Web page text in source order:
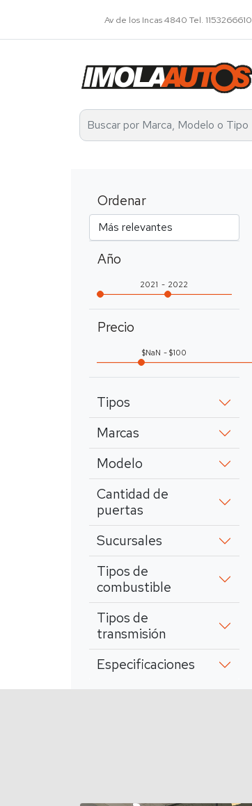
Av de los Incas 4840 Tel. 1153266610
Ordenar
Año
2021 2022
Precio
NaN 100
Tipos
Marcas
Modelo
Cantidad de
puertas
Sucursales
Tipos de
combustible
Tipos de
transmisión
Especificaciones